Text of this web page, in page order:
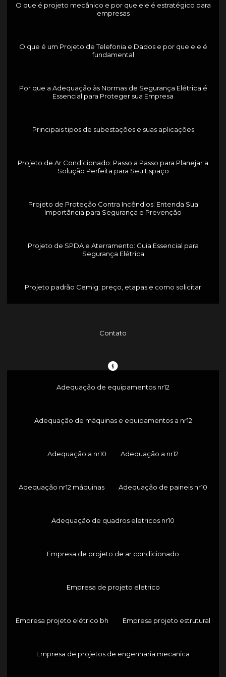
O que é projeto mecânico e por que ele é estratégico para
empresas
O que é um Projeto de Telefonia e Dados e por que ele é
fundamental
Por que a Adequação às Normas de Segurança Elétrica é
Essencial para Proteger sua Empresa
Principais tipos de subestações e suas aplicações
Projeto de Ar Condicionado: Passo a Passo para Planejar a
Solução Perfeita para Seu Espaço
Projeto de Proteção Contra Incêndios: Entenda Sua
Importância para Segurança e Prevenção
Projeto de SPDA e Aterramento: Guia Essencial para
Segurança Elétrica
Projeto padrão Cemig: preço, etapas e como solicitar
Contato
Adequação de equipamentos nr12
Adequação de máquinas e equipamentos a nr12
Adequação a nr10 Adequação a nr12
Adequação nr12 máquinas Adequação de paineis nr10
Adequação de quadros eletricos nr10
Empresa de projeto de ar condicionado
Empresa de projeto eletrico
Empresa projeto elétrico bh Empresa projeto estrutural
Empresa de projetos de engenharia mecanica